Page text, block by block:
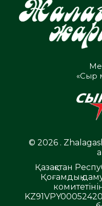
«Сыр
© 2026 .
Қазақстан
Қоғамдық